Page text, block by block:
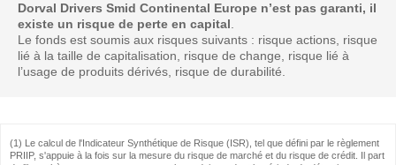
Dorval Drivers Smid Continental Europe n’est pas garanti, il
existe un risque de perte en capital.
Le fonds est soumis aux risques suivants : risque actions, risque
lié à la taille de capitalisation, risque de change, risque lié à
l’usage de produits dérivés, risque de durabilité.
(1) Le calcul de l'Indicateur Synthétique de Risque (ISR), tel que défini par le règlement
PRIIP, s'appuie à la fois sur la mesure du risque de marché et du risque de crédit. Il part